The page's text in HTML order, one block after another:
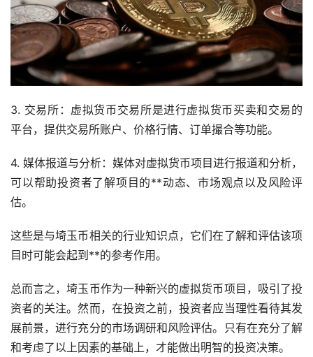
3. 交易所：虚拟货币交易所是进行虚拟货币买卖和交易的
平台，提供交易所账户、价格行情、订单撮合等功能。
4. 媒体报道与分析：媒体对虚拟货币项目进行报道和分析，
可以帮助投资者了解项目的**动态、市场观点以及风险评
估。
这些是与埼玉币相关的行业知识点，它们在了解和评估该项
目时可能会起到**的参考作用。
总而言之，埼玉币作为一种新兴的虚拟货币项目，吸引了投
资者的关注。然而，在投资之前，投资者应当理性看待其发
展前景，进行充分的市场调研和风险评估。只有在充分了解
和考虑了以上因素的基础上，才能做出明智的投资决策。